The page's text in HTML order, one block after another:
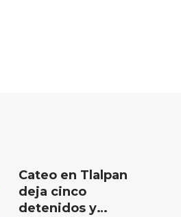
Cateo en Tlalpan
deja cinco
detenidos y